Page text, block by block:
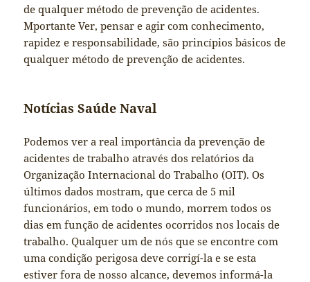
de qualquer método de prevenção de acidentes.
Mportante Ver, pensar e agir com conhecimento,
rapidez e responsabilidade, são princípios básicos de
qualquer método de prevenção de acidentes.
Notícias Saúde Naval
Podemos ver a real importância da prevenção de
acidentes de trabalho através dos relatórios da
Organização Internacional do Trabalho (OIT). Os
últimos dados mostram, que cerca de 5 mil
funcionários, em todo o mundo, morrem todos os
dias em função de acidentes ocorridos nos locais de
trabalho. Qualquer um de nós que se encontre com
uma condição perigosa deve corrigí-la e se esta
estiver fora de nosso alcance, devemos informá-la